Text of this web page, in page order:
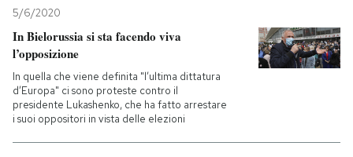
5/6/2020
In Bielorussia si sta facendo viva
l’opposizione
In quella che viene definita "l’ultima dittatura
d’Europa" ci sono proteste contro il
presidente Lukashenko, che ha fatto arrestare
i suoi oppositori in vista delle elezioni